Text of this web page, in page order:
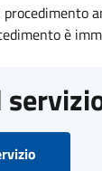
procedimento
è